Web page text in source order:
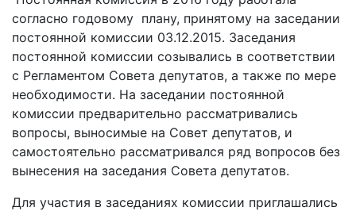
согласно годовому плану, принятому на заседании
постоянной комиссии 03.12.2015. Заседания
постоянной комиссии созывались в соответствии
с Регламентом Совета депутатов, а также по мере
необходимости. На заседании постоянной
комиссии предварительно рассматривались
вопросы, выносимые на Совет депутатов, и
самостоятельно рассматривался ряд вопросов без
вынесения на заседания Совета депутатов.
Для участия в заседаниях комиссии приглашались